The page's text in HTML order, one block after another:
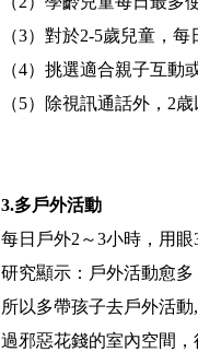
（3）對於2-5歲兒童，
（4）挑選適合親子互動
（5）除視訊通話外，2
3.多戶外活動
每日戶外2～3小時，用眼
研究顯示：戶外活動愈多
所以多帶孩子去戶外活
過邪惡花錢的室內空間，